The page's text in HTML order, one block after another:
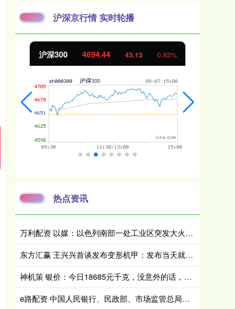
沪深京行情 实时轮播
北证50 1134.24 11.37 1.01%
热点资讯
万利配资 以媒：以色列南部一处工业区突发大火，1名平民和1名消防员受轻伤
东方汇赢 王兴兴首谈发布变形机甲：发布当天就有人想买
神机策 银价：今日18685元千克，没意外的话，或迎更大级别行情
e路配资 中国人民银行、民政部、市场监管总局公布 5起非法制售“人民币版”冥币典型案例